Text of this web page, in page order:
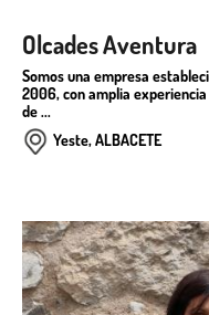
Olcades Aventura
Somos una empresa
2006, con amplia
de ...
Yeste, ALBACETE